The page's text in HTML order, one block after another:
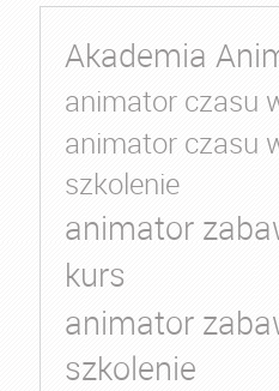
Akademia
animator czasu
animator czasu
szkolenie
animator
kurs
animator
szkolenie